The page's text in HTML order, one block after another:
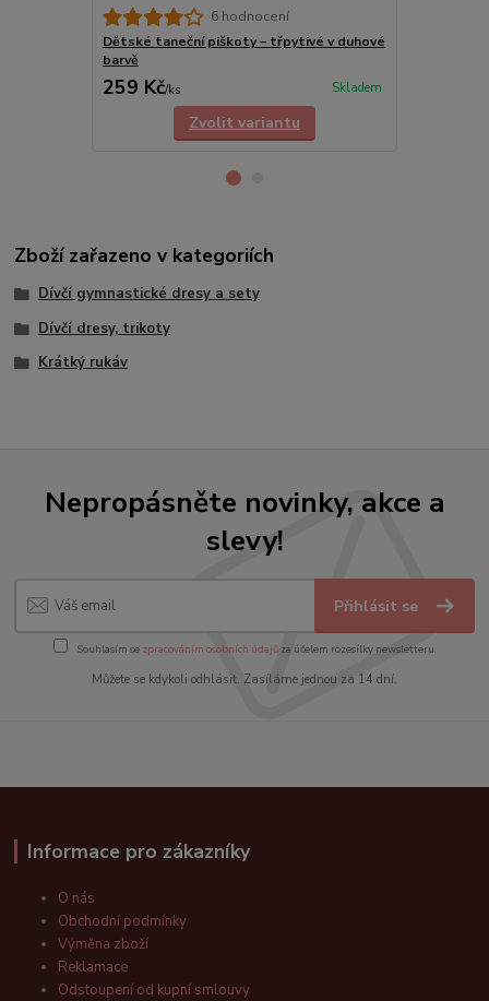
6 hodnocení
Dětské taneční piškoty – třpytivé v duhové
barvě
259 Kč/ks Skladem
Zvolit variantu
Zboží zařazeno v kategoriích
Dívčí gymnastické dresy a sety
Dívčí dresy, trikoty
Krátký rukáv
Nepropásněte novinky, akce a
slevy!
Přihlásit se
Souhlasím se zpracováním osobních údajůza účelem rozesílky newsletteru.
Můžete se kdykoli odhlásit. Zasíláme jednou za 14 dní.
Informace pro zákazníky
O nás
Obchodní podmínky
Výměna zboží
Reklamace
Odstoupení od kupní smlouvy